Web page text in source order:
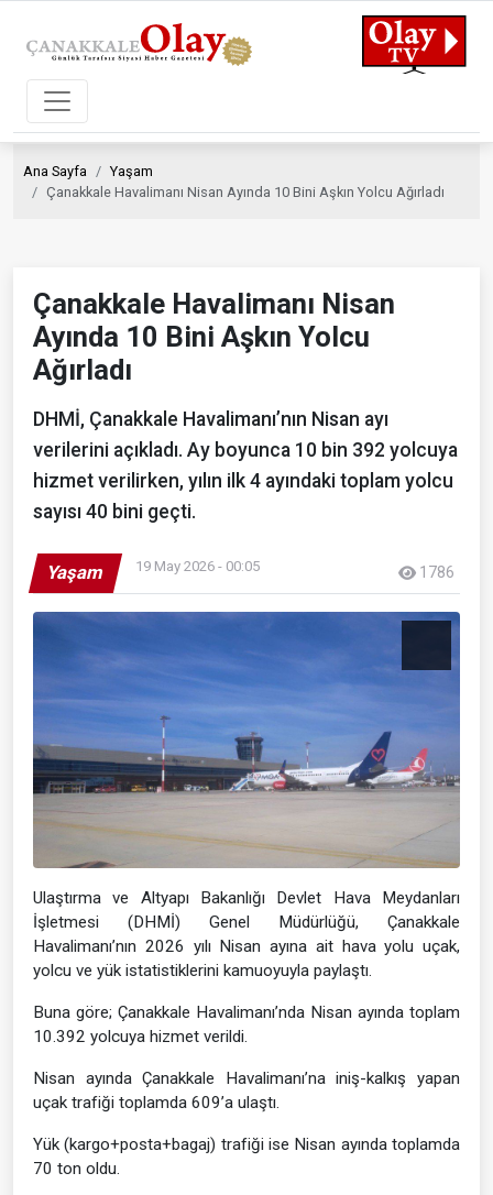
Ana Sayfa
Yaşam
Çanakkale Havalimanı Nisan Ayında 10 Bini Aşkın Yolcu Ağırladı
Çanakkale Havalimanı Nisan
Ayında 10 Bini Aşkın Yolcu
Ağırladı
DHMİ, Çanakkale Havalimanı’nın Nisan ayı
verilerini açıkladı. Ay boyunca 10 bin 392 yolcuya
hizmet verilirken, yılın ilk 4 ayındaki toplam yolcu
sayısı 40 bini geçti.
Yaşam 19 May 2026 - 00:05 1786
Ulaştırma ve Altyapı Bakanlığı Devlet Hava Meydanları
İşletmesi (DHMİ) Genel Müdürlüğü, Çanakkale
Havalimanı’nın 2026 yılı Nisan ayına ait hava yolu uçak,
yolcu ve yük istatistiklerini kamuoyuyla paylaştı.
Buna göre; Çanakkale Havalimanı’nda Nisan ayında toplam
10.392 yolcuya hizmet verildi.
Nisan ayında Çanakkale Havalimanı’na iniş-kalkış yapan
uçak trafiği toplamda 609’a ulaştı.
Yük (kargo+posta+bagaj) trafiği ise Nisan ayında toplamda
70 ton oldu.